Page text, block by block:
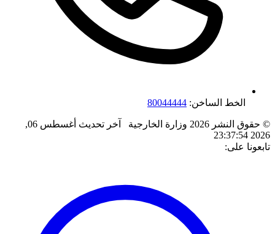
الخط الساخن: 80044444
© حقوق النشر 2026 وزارة الخارجية آخر تحديث
أغسطس 06,
2026 23:37:54
تابعونا على: